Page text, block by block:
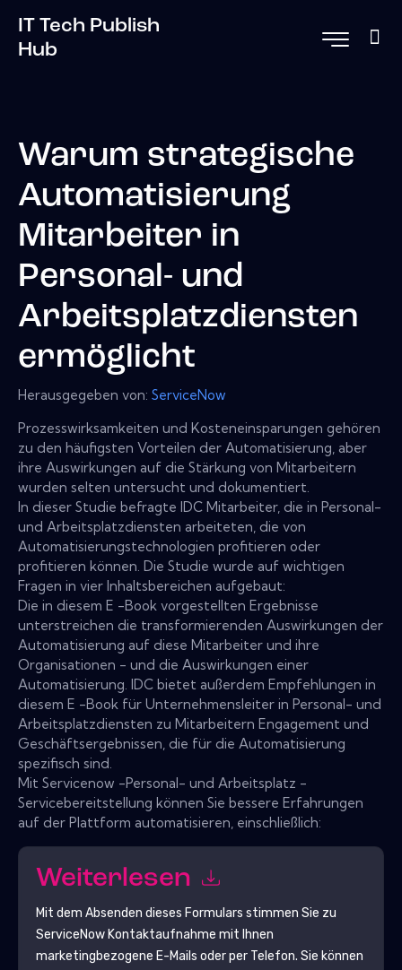
IT Tech Publish
Hub
Warum strategische
Automatisierung
Mitarbeiter in
Personal- und
Arbeitsplatzdiensten
ermöglicht
Herausgegeben von: ServiceNow
Prozesswirksamkeiten und Kosteneinsparungen gehören
zu den häufigsten Vorteilen der Automatisierung, aber
ihre Auswirkungen auf die Stärkung von Mitarbeitern
wurden selten untersucht und dokumentiert.
In dieser Studie befragte IDC Mitarbeiter, die in Personal-
und Arbeitsplatzdiensten arbeiteten, die von
Automatisierungstechnologien profitieren oder
profitieren können. Die Studie wurde auf wichtigen
Fragen in vier Inhaltsbereichen aufgebaut:
Die in diesem E -Book vorgestellten Ergebnisse
unterstreichen die transformierenden Auswirkungen der
Automatisierung auf diese Mitarbeiter und ihre
Organisationen - und die Auswirkungen einer
Automatisierung. IDC bietet außerdem Empfehlungen in
diesem E -Book für Unternehmensleiter in Personal- und
Arbeitsplatzdiensten zu Mitarbeitern Engagement und
Geschäftsergebnissen, die für die Automatisierung
spezifisch sind.
Mit Servicenow -Personal- und Arbeitsplatz -
Servicebereitstellung können Sie bessere Erfahrungen
auf der Plattform automatisieren, einschließlich:
Weiterlesen
Mit dem Absenden dieses Formulars stimmen Sie zu
ServiceNowKontaktaufnahme mit Ihnen
marketingbezogene E-Mails oder per Telefon. Sie können